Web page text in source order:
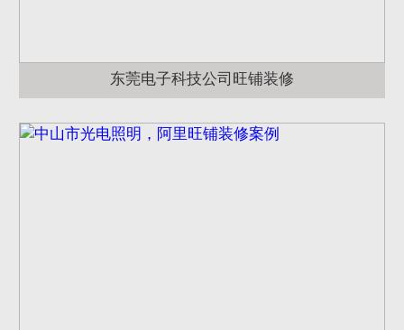
东莞电子科技公司旺铺装修